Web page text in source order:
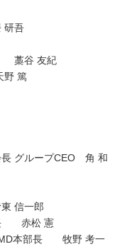
研吾
藁谷 友紀
篤
長 グループCEO 角 和
信一郎
長 赤松 憲
MD本部長 牧野 考一